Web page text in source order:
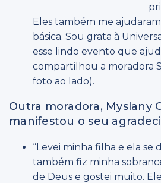
Eles também me
básica. Sou grata à
esse lindo evento que
compartilhou a moradora
foto ao lado).
Outra moradora, Myslany
manifestou o seu
“Levei minha filha e ela se
também fiz minha
de Deus e gostei muito.